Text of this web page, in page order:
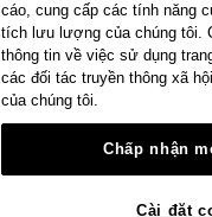
cáo, cung cấp các tính năng
tích lưu lượng của chúng tôi.
thông tin về việc sử dụng
các đối tác truyền thông xã
của chúng tôi.
Chấp nhận
Cài đặt